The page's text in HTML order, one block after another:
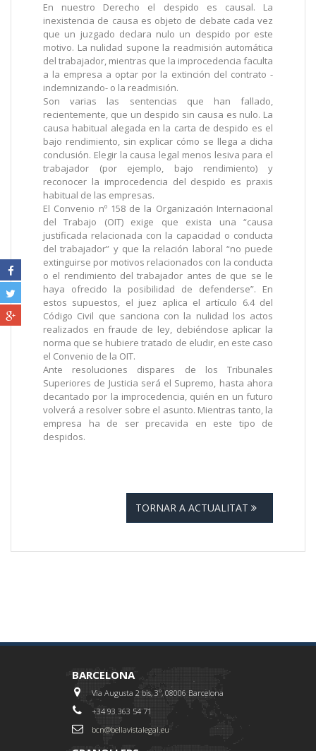
En nuestro Derecho el despido es causal. La
inexistencia de causa es objeto de debate cada vez
que un juzgado declara nulo un despido por este
motivo. La nulidad supone la readmisión automática
del trabajador, mientras que la improcedencia faculta
a la empresa a optar por la extinción del contrato -
indemnizando- o la readmisión.
Son varias las sentencias que han fallado,
recientemente, que un despido sin causa es nulo. La
causa habitual alegada en la carta de despido es el
bajo rendimiento, sin explicar cómo se llega a dicha
conclusión. Elegir la causa legal menos lesiva para el
trabajador (por ejemplo, bajo rendimiento) y
reconocer la improcedencia del despido es praxis
habitual de las empresas.
El Convenio nº 158 de la Organización Internacional
del Trabajo (OIT) exige que exista una “causa
justificada relacionada con la capacidad o conducta
del trabajador” y que la relación laboral “no puede
extinguirse por motivos relacionados con la conducta
o el rendimiento del trabajador antes de que se le
haya ofrecido la posibilidad de defenderse”. En
estos supuestos, el juez aplica el artículo 6.4 del
Código Civil que sanciona con la nulidad los actos
realizados en fraude de ley, debiéndose aplicar la
norma que se hubiere tratado de eludir, en este caso
el Convenio de la OIT.
Ante resoluciones dispares de los Tribunales
Superiores de Justicia será el Supremo, hasta ahora
decantado por la improcedencia, quién en un futuro
volverá a resolver sobre el asunto. Mientras tanto, la
empresa ha de ser precavida en este tipo de
despidos.
TORNAR A ACTUALITAT
BARCELONA
Via Augusta 2 bis, 3º, 08006 Barcelona
+34 93 363 54 71
bcn@bellavistalegal.eu